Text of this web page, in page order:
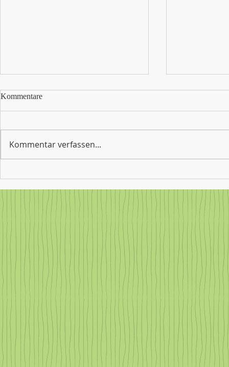
Abschlussklassen: Ein Abend
voller Erinnerungen,
Dankbarkeit und Aufbruch
Werden Sie
Schule
aus der
sich an
Kommentare
Kommentar verfassen...